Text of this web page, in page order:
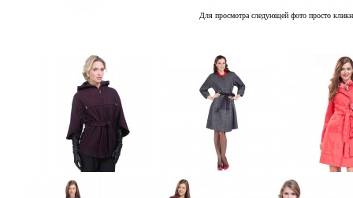
Для просмотра следующей фото просто